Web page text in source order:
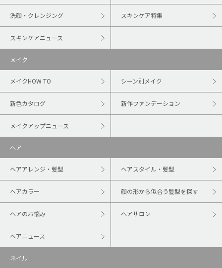
洗顔・クレンジング スキンケア特集
スキンケアニュース
メイク
メイクHOW TO シーン別メイク
新色カタログ 新作ファンデーション
メイクアップニュース
ヘア
ヘアアレンジ・髪型 ヘアスタイル・髪型
ヘアカラー 顔の形から似合う髪型を探す
ヘアのお悩み ヘアサロン
ヘアニュース
ネイル